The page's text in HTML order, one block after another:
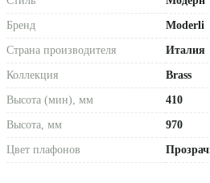
Бренд Moderli
Страна производителя Италия
Коллекция Brass
Высота (мин), мм 410
Высота, мм 970
Цвет плафонов